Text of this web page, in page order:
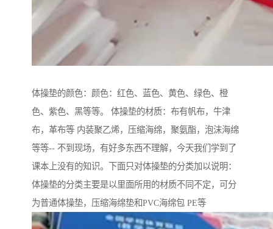
体操垫的颜色：颜色：红色、蓝色、黄色、绿色、橙
色、紫色、黑等等。 体操垫的材质：布有帆布，牛津
布，革布等 内装聚乙烯，压缩海绵，聚氨酯，泡沫海绵
等等-- 不到现场，有好多东西不理解，今天我们学到了
课本上没有的知识。下面只对体操垫的分类加以说明：
体操垫的分类主要是以里面所用的材质不同不定，可分
为普通体操垫，压缩海绵垫和PVC海绵包 PE等